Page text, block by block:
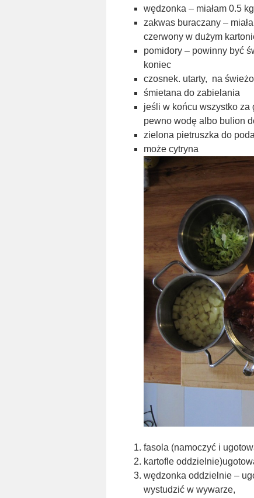
wędzonka – miałam 0.5
zakwas buraczany –
czerwony w dużym
pomidory – powinny być
koniec
czosnek. utarty, na
śmietana do zabielania
jeśli w końcu wszystko za
pewno wodę albo bulion
zielona pietruszka do
może cytryna
fasola (namoczyć i
kartofle
wędzonka oddzielnie –
wystudzić w wywarze,